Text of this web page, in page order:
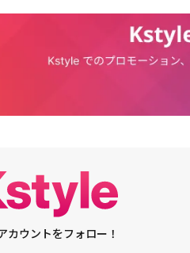
った私の姿」を歌いながらステージ上に登
ユは死神を連想させるフェドラーハットと
ン(黄子佼) と共にステージを歩き、ファ
、コン・ユは作品、幼い時代、余暇生活な
今回のファンミーティングのキャッチコ
dream」のように、ファンの願いを叶
せて即席で歌を歌ったり、5500人のファ
3人だ。特にサム・キムは『トッケビ』で
のファンミーティングに参加してくれた
。ファンミーティングの終盤、コン・ユは
が準備したサプライズ映像とコメントを見
カウントをフォロー！